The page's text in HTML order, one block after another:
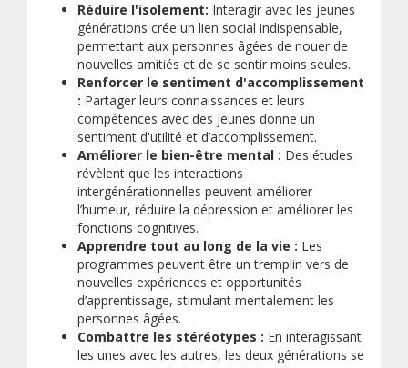
Réduire l'isolement: Interagir avec les jeunes
générations crée un lien social indispensable,
permettant aux personnes âgées de nouer de
nouvelles amitiés et de se sentir moins seules.
Renforcer le sentiment d'accomplissement
: Partager leurs connaissances et leurs
compétences avec des jeunes donne un
sentiment d'utilité et d’accomplissement.
Améliorer le bien-être mental : Des études
révèlent que les interactions
intergénérationnelles peuvent améliorer
l’humeur, réduire la dépression et améliorer les
fonctions cognitives.
Apprendre tout au long de la vie : Les
programmes peuvent être un tremplin vers de
nouvelles expériences et opportunités
d’apprentissage, stimulant mentalement les
personnes âgées.
Combattre les stéréotypes : En interagissant
les unes avec les autres, les deux générations se